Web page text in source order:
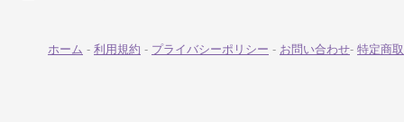
ホーム - 利用規約 - プライバシーポリシー - お問い合わせ- 特定商